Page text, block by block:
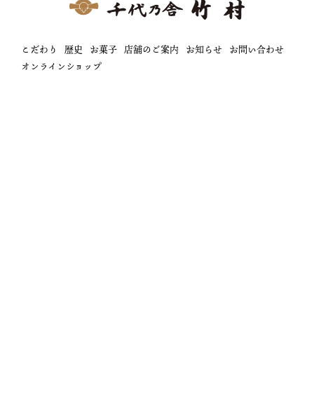
こだわり 歴史 お菓子 店舗のご案内 お知らせ お問い合わせ
オンラインショップ